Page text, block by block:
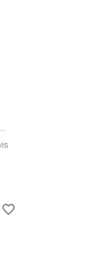
favorite_border